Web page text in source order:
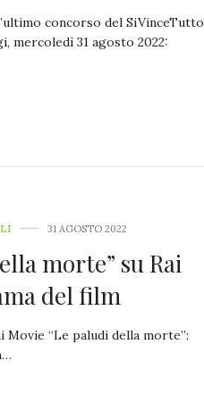
concorso del SiVinceTutto
mercoledì 31 agosto 2022:
31 AGOSTO 2022
morte” su Rai
del film
Movie “Le paludi della morte”: